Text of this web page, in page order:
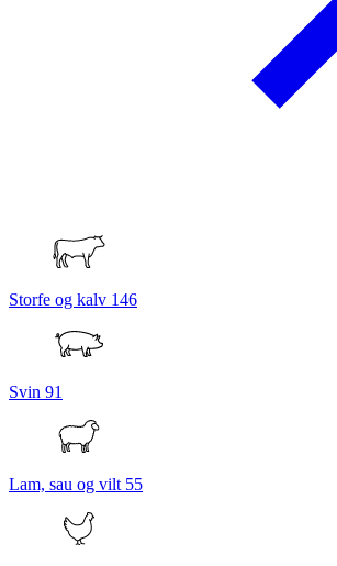
Storfe og kalv 146
Svin 91
Lam, sau og vilt 55